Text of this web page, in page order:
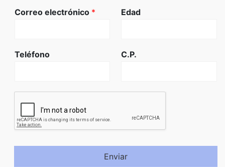
Correo electrónico * Edad
Teléfono C.P.
Enviar